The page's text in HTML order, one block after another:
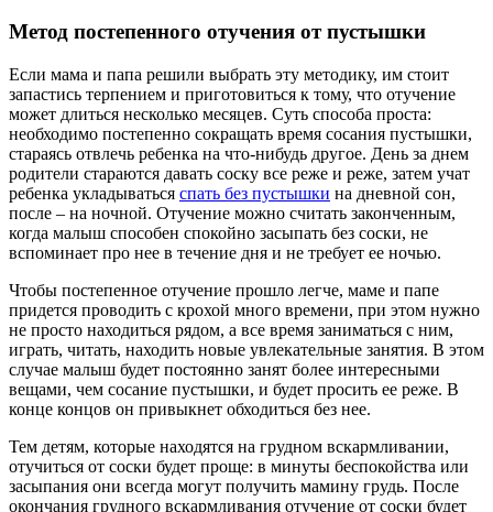
Метод постепенного отучения от пустышки
Если мама и папа решили выбрать эту методику, им стоит
запастись терпением и приготовиться к тому, что отучение
может длиться несколько месяцев. Суть способа проста:
необходимо постепенно сокращать время сосания пустышки,
стараясь отвлечь ребенка на что-нибудь другое. День за днем
родители стараются давать соску все реже и реже, затем учат
ребенка укладываться спать без пустышки на дневной сон,
после – на ночной. Отучение можно считать законченным,
когда малыш способен спокойно засыпать без соски, не
вспоминает про нее в течение дня и не требует ее ночью.
Чтобы постепенное отучение прошло легче, маме и папе
придется проводить с крохой много времени, при этом нужно
не просто находиться рядом, а все время заниматься с ним,
играть, читать, находить новые увлекательные занятия. В этом
случае малыш будет постоянно занят более интересными
вещами, чем сосание пустышки, и будет просить ее реже. В
конце концов он привыкнет обходиться без нее.
Тем детям, которые находятся на грудном вскармливании,
отучиться от соски будет проще: в минуты беспокойства или
засыпания они всегда могут получить мамину грудь. После
окончания грудного вскармливания отучение от соски будет